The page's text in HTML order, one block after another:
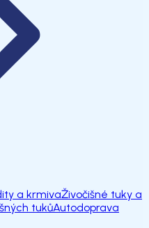
a krmivaŽivočišné tuky a
tukůAutodoprava